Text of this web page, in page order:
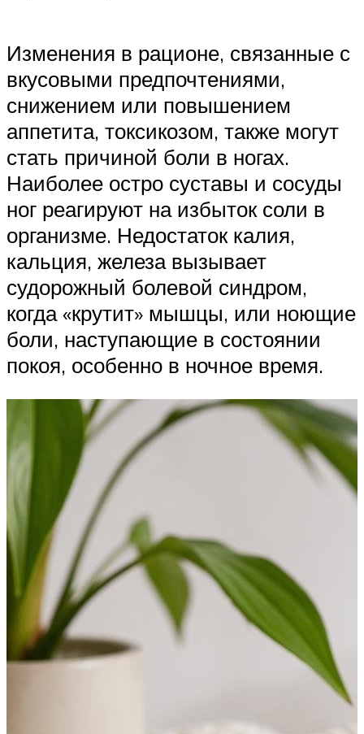
Изменения в рационе, связанные с
вкусовыми предпочтениями,
снижением или повышением
аппетита, токсикозом, также могут
стать причиной боли в ногах.
Наиболее остро суставы и сосуды
ног реагируют на избыток соли в
организме. Недостаток калия,
кальция, железа вызывает
судорожный болевой синдром,
когда «крутит» мышцы, или ноющие
боли, наступающие в состоянии
покоя, особенно в ночное время.